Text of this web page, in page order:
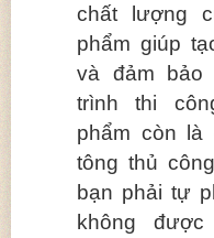
chất lượng
phẩm giúp
và đảm bảo
trình thi
phẩm còn là
tông thủ
bạn phải tự
không